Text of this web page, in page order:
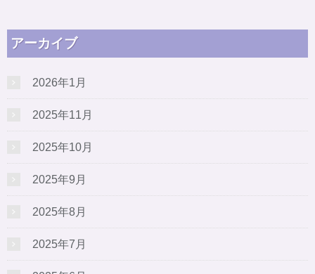
アーカイブ
2026年1月
2025年11月
2025年10月
2025年9月
2025年8月
2025年7月